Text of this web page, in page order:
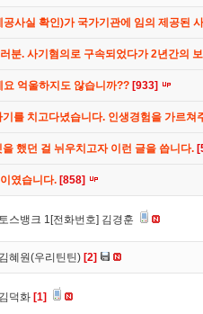
사실 확인)가 국가기관에 임의 제공된
분. 사기혐의로 구속되었다가 2년간의
억울하지도 않습니까?? [933]
를 치고다녔습니다. 인생경험을 가르쳐
했던 걸 뉘우치고자 이런 글을 씁니다.
였습니다. [858]
토스뱅크 1[전화번호] 김경훈
김혜원(우리틴틴) [2]
김덕화 [1]